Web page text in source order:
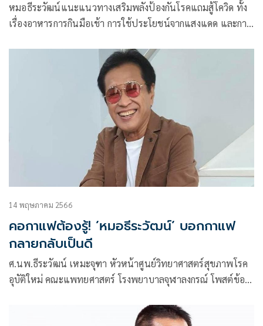
หมอธีระวัฒน์แนะแนวทางเสริมพลังป้องกันโรคแถมสู้โควิด ทั้ง
เรื่องอาหารการกินมือเช้า การใช้ประโยชน์จากแสงแดด และการ
14 พฤษภาคม 2566
คอกาแฟต้องรู้! ’หมอธีระวัฒน์’ บอกกาแฟ
กลายกลับเป็นดี
ศ.นพ.ธีระวัฒน์ เหมะจุฑา หัวหน้าศูนย์วิทยาศาสตร์สุขภาพโรค
อุบัติใหม่ คณะแพทยศาสตร์ โรงพยาบาลจุฬาลงกรณ์ โพสต์ข้อ